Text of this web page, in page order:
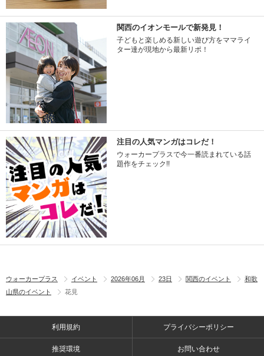
関西のイオンモールで新発見！
子どもと楽しめる新しい遊び方をママライ
ター達が現地から最新リポ！
注目の人気マンガはコレだ！
ウォーカープラスで今一番読まれている話
題作をチェック!!
ウォーカープラス イベント 2026年06月 23日 関西のイベント
和歌
山県のイベント
花見
利用規約 プライバシーポリシー
推奨環境 お問い合わせ